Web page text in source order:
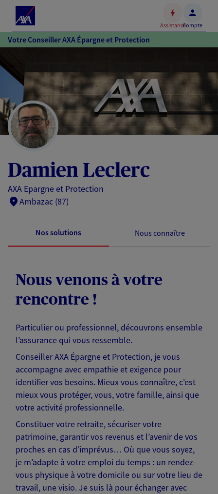
Accéder
au
Accéder
au
pied
de
page
AssistanceCompte
Votre Conseiller AXA Épargne et Protection
Damien Leclerc
AXA Epargne et Protection
Ambazac (87)
Nos solutions Nous connaître
Nous venons à votre
rencontre !
Particulier ou professionnel, découvrons ensemble
l’assurance qui vous ressemble.
Conseiller AXA Épargne et Protection, je vous
accompagne avec empathie et exigence pour
identifier vos besoins. Mieux vous connaître, c'est
mieux vous protéger, vous, votre famille, ainsi que
votre activité professionnelle.
Constituer votre retraite, sécuriser votre
patrimoine, garantir vos revenus et l’avenir de vos
proches en cas d’imprévus… Où que vous soyez,
je m’adapte à votre emploi du temps : un rendez-
vous physique à votre domicile ou sur votre lieu de
travail, une visio. Je suis là pour échanger avec